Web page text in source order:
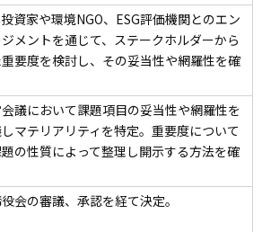
資家や環境NGO、ESG評価機関とのエン
メントを通じて、ステークホルダーから
重要度を検討し、その妥当性や網羅性を確
議において課題項目の妥当性や網羅性を
マテリアリティを特定。重要度について
題の性質によって整理し開示する方法を確
会の審議、承認を経て決定。